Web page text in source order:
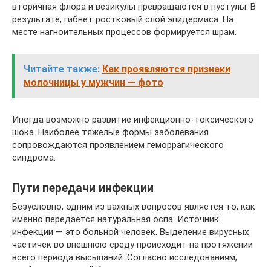
вторичная флора и везикулы превращаются в пустулы. В
результате, гибнет ростковый слой эпидермиса. На
месте нагноительных процессов формируется шрам.
Читайте также: Как проявляются признаки
молочницы у мужчин — фото
Иногда возможно развитие инфекционно-токсического
шока. Наиболее тяжелые формы заболевания
сопровождаются проявлением геморрагического
синдрома.
Пути передачи инфекции
Безусловно, одним из важных вопросов является то, как
именно передается натуральная оспа. Источник
инфекции — это больной человек. Выделение вирусных
частичек во внешнюю среду происходит на протяжении
всего периода высыпаний. Согласно исследованиям,